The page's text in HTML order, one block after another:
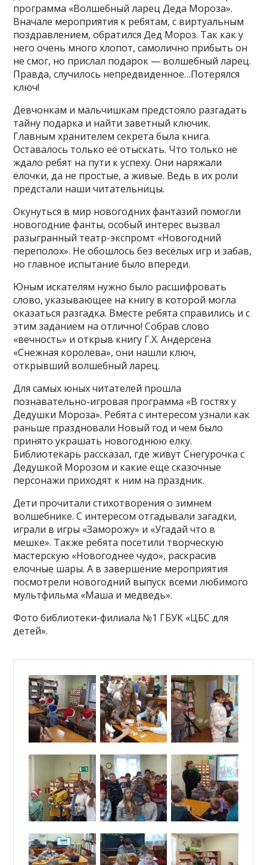
программа «Волшебный ларец Деда Мороза».
Вначале мероприятия к ребятам, с виртуальным
поздравлением, обратился Дед Мороз. Так как у
него очень много хлопот, самолично прибыть он
не смог, но прислал подарок — волшебный ларец.
Правда, случилось непредвиденное…Потерялся
ключ!
Девчонкам и мальчишкам предстояло разгадать
тайну подарка и найти заветный ключик.
Главным хранителем секрета была книга.
Оставалось только её отыскать. Что только не
ждало ребят на пути к успеху. Они наряжали
ёлочки, да не простые, а живые. Ведь в их роли
предстали наши читательницы.
Окунуться в мир новогодних фантазий помогли
новогодние фанты, особый интерес вызвал
разыгранный театр-экспромт «Новогодний
переполох». Не обошлось без весёлых игр и забав,
но главное испытание было впереди.
Юным искателям нужно было расшифровать
слово, указывающее на книгу в которой могла
оказаться разгадка. Вместе ребята справились и с
этим заданием на отлично! Собрав слово
«вечность» и открыв книгу Г.Х. Андерсена
«Снежная королева», они нашли ключ,
открывший волшебный ларец.
Для самых юных читателей прошла
познавательно-игровая программа «В гостях у
Дедушки Мороза». Ребята с интересом узнали как
раньше праздновали Новый год и чем было
принято украшать новогоднюю елку.
Библиотекарь рассказал, где живут Снегурочка с
Дедушкой Морозом и какие ещё сказочные
персонажи приходят к ним на праздник.
Дети прочитали стихотворения о зимнем
волшебнике. С интересом отгадывали загадки,
играли в игры «Заморожу» и «Угадай что в
мешке». Также ребята посетили творческую
мастерскую «Новогоднее чудо», раскрасив
елочные шары. А в завершение мероприятия
посмотрели новогодний выпуск всеми любимого
мультфильма «Маша и медведь».
Фото библиотеки-филиала №1 ГБУК «ЦБС для
детей».